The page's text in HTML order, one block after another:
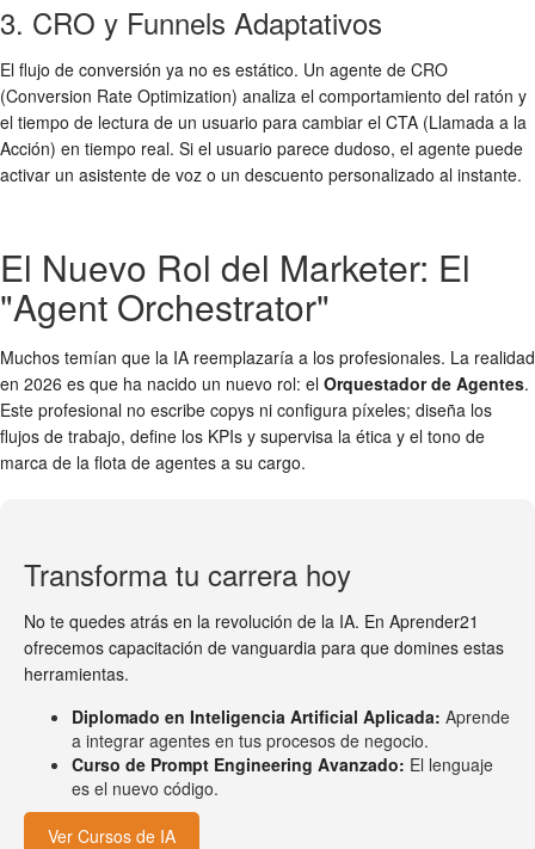
3. CRO y Funnels Adaptativos
El flujo de conversión ya no es estático. Un agente de CRO
(Conversion Rate Optimization) analiza el comportamiento del ratón y
el tiempo de lectura de un usuario para cambiar el CTA (Llamada a la
Acción) en tiempo real. Si el usuario parece dudoso, el agente puede
activar un asistente de voz o un descuento personalizado al instante.
El Nuevo Rol del Marketer: El
"Agent Orchestrator"
Muchos temían que la IA reemplazaría a los profesionales. La realidad
en 2026 es que ha nacido un nuevo rol: el Orquestador de Agentes.
Este profesional no escribe copys ni configura píxeles; diseña los
flujos de trabajo, define los KPIs y supervisa la ética y el tono de
marca de la flota de agentes a su cargo.
Transforma tu carrera hoy
No te quedes atrás en la revolución de la IA. En Aprender21
ofrecemos capacitación de vanguardia para que domines estas
herramientas.
Diplomado en Inteligencia Artificial Aplicada: Aprende
a integrar agentes en tus procesos de negocio.
Curso de Prompt Engineering Avanzado: El lenguaje
es el nuevo código.
Ver Cursos de IA